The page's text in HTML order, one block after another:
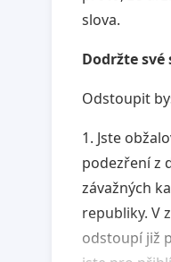
slova.
Dodržte
Odstoupit
1. Jste
podezření z
závažných
republiky. V
odstoupí již